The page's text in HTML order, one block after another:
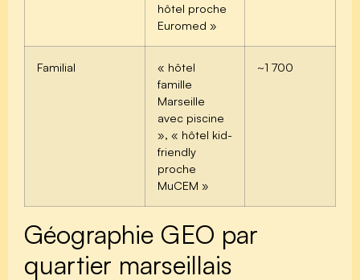
hôtel proche
Euromed »
Familial
« hôtel
famille
Marseille
avec piscine
», « hôtel kid-
friendly
proche
MuCEM »
~1 700
Géographie GEO par
quartier marseillais